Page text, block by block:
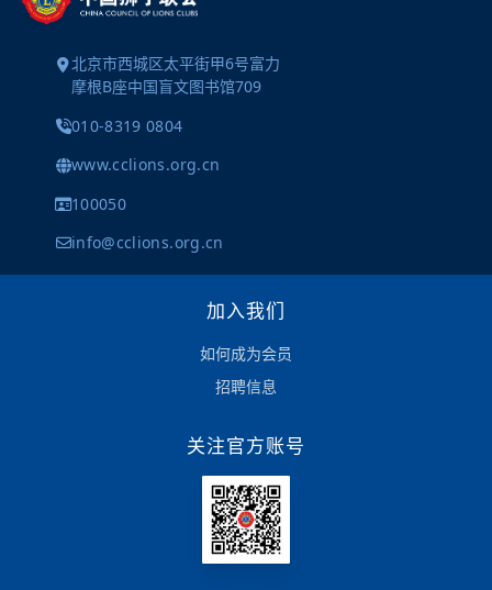
北京市西城区太平街甲6号富力
摩根B座中国盲文图书馆709
010-8319 0804
www.cclions.org.cn
100050
info@cclions.org.cn
加入我们
如何成为会员
招聘信息
关注官方账号